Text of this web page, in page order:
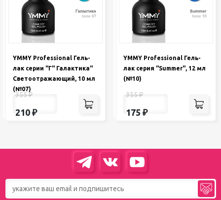
YMMY Professional Гель-
лак серии "Г" Галактика"
Светоотражающий, 10 мл
(№07)
355₽
210 ₽
YMMY Professional Гель-
лак серия "Summer", 12 мл
(№10)
355₽
175 ₽